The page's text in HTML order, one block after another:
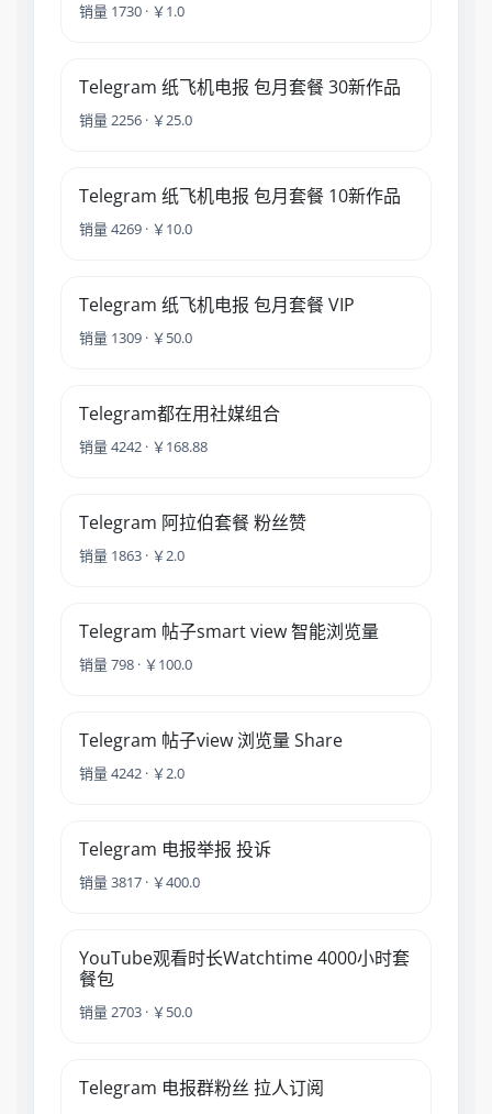
销量 1730 · ￥1.0
Telegram 纸飞机电报 包月套餐 30新作品
销量 2256 · ￥25.0
Telegram 纸飞机电报 包月套餐 10新作品
销量 4269 · ￥10.0
Telegram 纸飞机电报 包月套餐 VIP
销量 1309 · ￥50.0
Telegram都在用社媒组合
销量 4242 · ￥168.88
Telegram 阿拉伯套餐 粉丝赞
销量 1863 · ￥2.0
Telegram 帖子smart view 智能浏览量
销量 798 · ￥100.0
Telegram 帖子view 浏览量 Share
销量 4242 · ￥2.0
Telegram 电报举报 投诉
销量 3817 · ￥400.0
YouTube观看时长Watchtime 4000小时套
餐包
销量 2703 · ￥50.0
Telegram 电报群粉丝 拉人订阅